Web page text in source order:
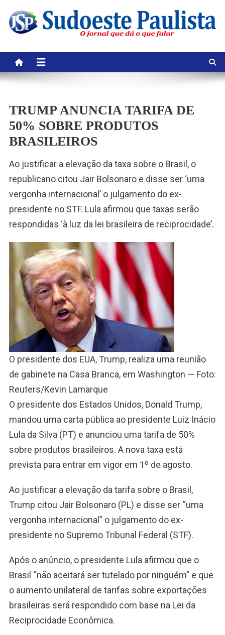
content
TRUMP ANUNCIA TARIFA DE
50% SOBRE PRODUTOS
BRASILEIROS
Ao justificar a elevação da taxa sobre o Brasil, o
republicano citou Jair Bolsonaro e disse ser ‘uma
vergonha internacional’ o julgamento do ex-
presidente no STF. Lula afirmou que taxas serão
respondidas ‘à luz da lei brasileira de reciprocidade’.
O presidente dos EUA, Trump, realiza uma reunião
de gabinete na Casa Branca, em Washington — Foto:
Reuters/Kevin Lamarque
O presidente dos Estados Unidos, Donald Trump,
mandou uma carta pública ao presidente Luiz Inácio
Lula da Silva (PT) e anunciou uma tarifa de 50%
sobre produtos brasileiros. A nova taxa está
prevista para entrar em vigor em 1º de agosto.
Ao justificar a elevação da tarifa sobre o Brasil,
Trump citou Jair Bolsonaro (PL) e disse ser “uma
vergonha internacional” o julgamento do ex-
presidente no Supremo Tribunal Federal (STF).
Após o anúncio, o presidente Lula afirmou que o
Brasil “não aceitará ser tutelado por ninguém” e que
o aumento unilateral de tarifas sobre exportações
brasileiras será respondido com base na Lei da
Reciprocidade Econômica.